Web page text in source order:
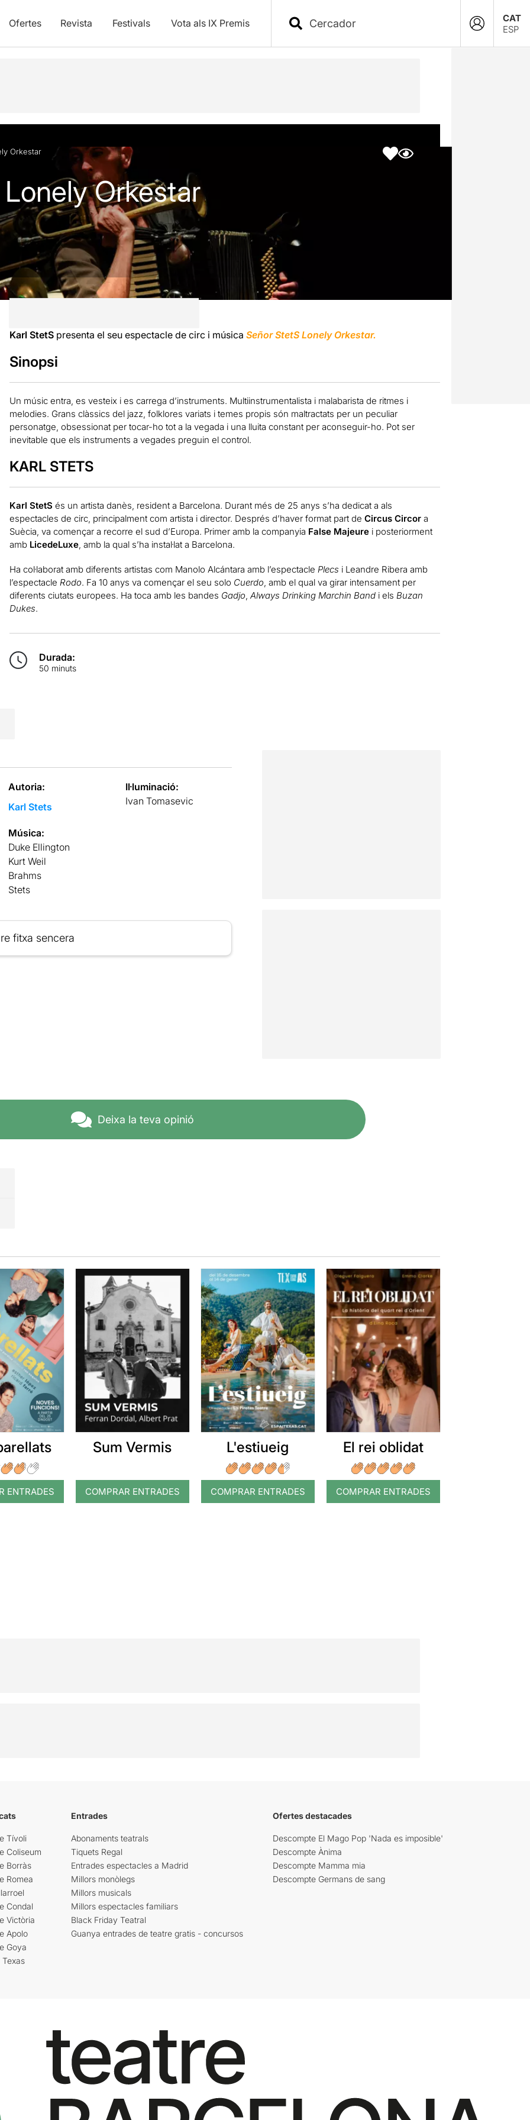
Ofertes Revista Festivals Vota als IX Premis
CAT
ESP
Orkestar
Orkestar
Karl StetSpresenta el seu espectacle de circ i música Señor StetS Lonely Orkestar.
Sinopsi
Un músic entra, es vesteix i es carrega d’instruments. Multiinstrumentalista i malabarista de ritmes i
melodies. Grans clàssics del jazz, folklores variats i temes propis són maltractats per un peculiar
personatge, obsessionat per tocar-ho tot a la vegada i una lluita constant per aconseguir-ho. Pot ser
inevitable que els instruments a vegades preguin el control.
KARL STETS
Karl StetS és un artista danès, resident a Barcelona. Durant més de 25 anys s’ha dedicat a als
espectacles de circ, principalment com artista i director. Després d’haver format part de Circus Circor a
Suècia, va començar a recorre el sud d’Europa. Primer amb la companyia False Majeure i posteriorment
amb LicedeLuxe, amb la qual s’ha instal·lat a Barcelona.
Ha col·laborat amb diferents artistas com Manolo Alcántara amb l’espectacle Plecs i Leandre Ribera amb
l’espectacle Rodo. Fa 10 anys va començar el seu solo Cuerdo , amb el qual va girar intensament per
diferents ciutats europees. Ha toca amb les bandes Gadjo Always Drinking Marchin Bandi els Buzan
Dukes.
Durada:
50 minuts
Autoria:
Karl Stets
Il·luminació:
Ivan Tomasevic
Música:
Duke Ellington
Kurt Weil
Brahms
Stets
fitxa sencera
Deixa la teva opinió
ENTRADES
Sum Vermis
COMPRAR ENTRADES
L'estiueig
COMPRAR ENTRADES
El rei oblidat
COMPRAR ENTRADES
Tívoli
Coliseum
Borràs
Romea
Condal
Victòria
Apolo
Goya
Texas
Entrades
Abonaments teatrals
Tiquets Regal
Entrades espectacles a Madrid
Millors monòlegs
Millors musicals
Millors espectacles familiars
Black Friday Teatral
Guanya entrades de teatre gratis - concursos
Ofertes destacades
Descompte El Mago Pop 'Nada es imposible'
Descompte Ànima
Descompte Mamma mia
Descompte Germans de sang